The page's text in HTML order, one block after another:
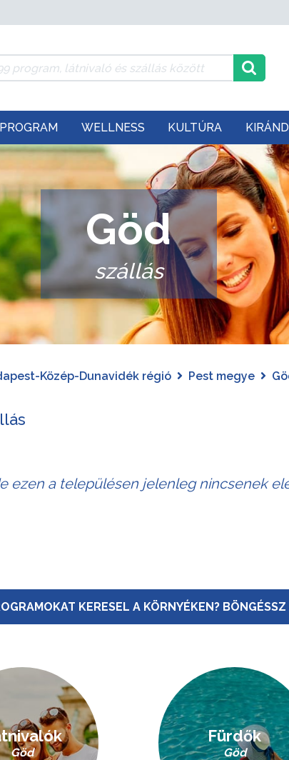
PROGRAM WELLNESS KULTÚRA
Göd
szállás
Közép-Dunavidék régió Pest megye
ezen a településen jelenleg nincsenek
KERESEL A KÖRNYÉKEN?
Göd
Fürdők
Göd